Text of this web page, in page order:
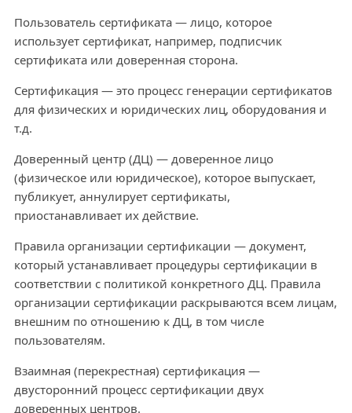
Пользователь сертификата — лицо, которое
использует сертификат, например, подписчик
сертификата или доверенная сторона.
Сертификация — это процесс генерации сертификатов
для физических и юридических лиц, оборудования и
т.д.
Доверенный центр (ДЦ) — доверенное лицо
(физическое или юридическое), которое выпускает,
публикует, аннулирует сертификаты,
приостанавливает их действие.
Правила организации сертификации — документ,
который устанавливает процедуры сертификации в
соответствии с политикой конкретного ДЦ. Правила
организации сертификации раскрываются всем лицам,
внешним по отношению к ДЦ, в том числе
пользователям.
Взаимная (перекрестная) сертификация —
двусторонний процесс сертификации двух
доверенных центров.